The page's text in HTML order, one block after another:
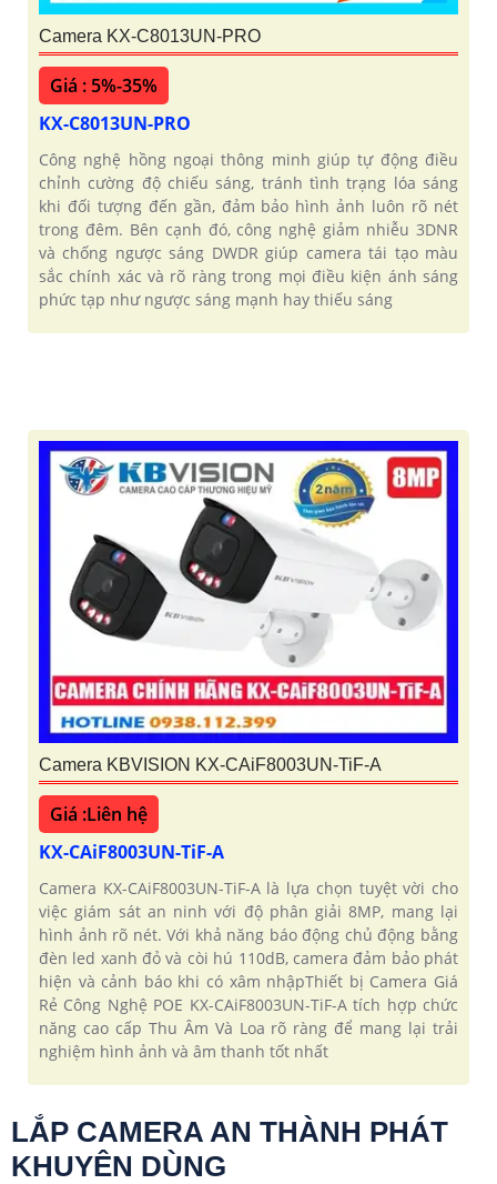
Camera KX-C8013UN-PRO
Giá : 5%-35%
KX-C8013UN-PRO
Công nghệ hồng ngoại thông minh giúp tự động điều
chỉnh cường độ chiếu sáng, tránh tình trạng lóa sáng
khi đối tượng đến gần, đảm bảo hình ảnh luôn rõ nét
trong đêm. Bên cạnh đó, công nghệ giảm nhiễu 3DNR
và chống ngược sáng DWDR giúp camera tái tạo màu
sắc chính xác và rõ ràng trong mọi điều kiện ánh sáng
phức tạp như ngược sáng mạnh hay thiếu sáng
Camera KBVISION KX-CAiF8003UN-TiF-A
Giá :Liên hệ
KX-CAiF8003UN-TiF-A
Camera KX-CAiF8003UN-TiF-A là lựa chọn tuyệt vời cho
việc giám sát an ninh với độ phân giải 8MP, mang lại
hình ảnh rõ nét. Với khả năng báo động chủ động bằng
đèn led xanh đỏ và còi hú 110dB, camera đảm bảo phát
hiện và cảnh báo khi có xâm nhậpThiết bị Camera Giá
Rẻ Công Nghệ POE KX-CAiF8003UN-TiF-A tích hợp chức
năng cao cấp Thu Âm Và Loa rõ ràng để mang lại trải
nghiệm hình ảnh và âm thanh tốt nhất
LẮP CAMERA AN THÀNH PHÁT
KHUYÊN DÙNG